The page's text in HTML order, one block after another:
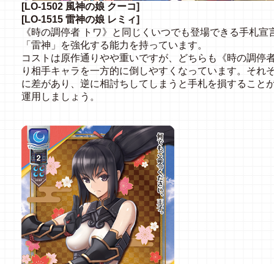
[LO-1502 風神の娘 クーコ]
[LO-1515 雷神の娘 レミィ]
《時の調停者 トワ》と同じくいつでも登場できる手札
「雷神」を強化する能力を持っています。
コストは原作通りやや重いですが、どちらも《時の調停
り相手キャラを一方的に倒しやすくなっています。それ
に差があり、逆に相討ちしてしまうと手札を損すること
運用しましょう。